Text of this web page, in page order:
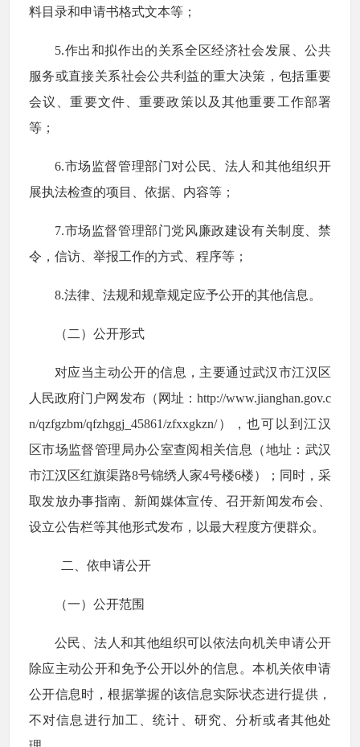
料目录和申请书格式文本等；
5.作出和拟作出的关系全区经济社会发展、公共
服务或直接关系社会公共利益的重大决策，包括重要
会议、重要文件、重要政策以及其他重要工作部署
等；
6.市场监督管理部门对公民、法人和其他组织开
展执法检查的项目、依据、内容等；
7.市场监督管理部门党风廉政建设有关制度、禁
令，信访、举报工作的方式、程序等；
8.法律、法规和规章规定应予公开的其他信息。
（二）公开形式
对应当主动公开的信息，主要通过武汉市江汉区
人民政府门户网发布（网址：http://www.jianghan.gov.c
n/qzfgzbm/qfzhggj_45861/zfxxgkzn/），也可以到江汉
区市场监督管理局办公室查阅相关信息（地址： 武汉
市江汉区红旗渠路8号锦绣人家4号楼6楼）
；同时，采
取发放办事指南、新闻媒体宣传、召开新闻发布会、
设立公告栏等其他形式发布，以最大程度方便群众。
二、依申请公开
（一）公开范围
公民、法人和其他组织可以依法向机关申请公开
除应主动公开和免予公开以外的信息。本机关依申请
公开信息时，根据掌握的该信息实际状态进行提供，
不对信息进行加工、统计、研究、分析或者其他处